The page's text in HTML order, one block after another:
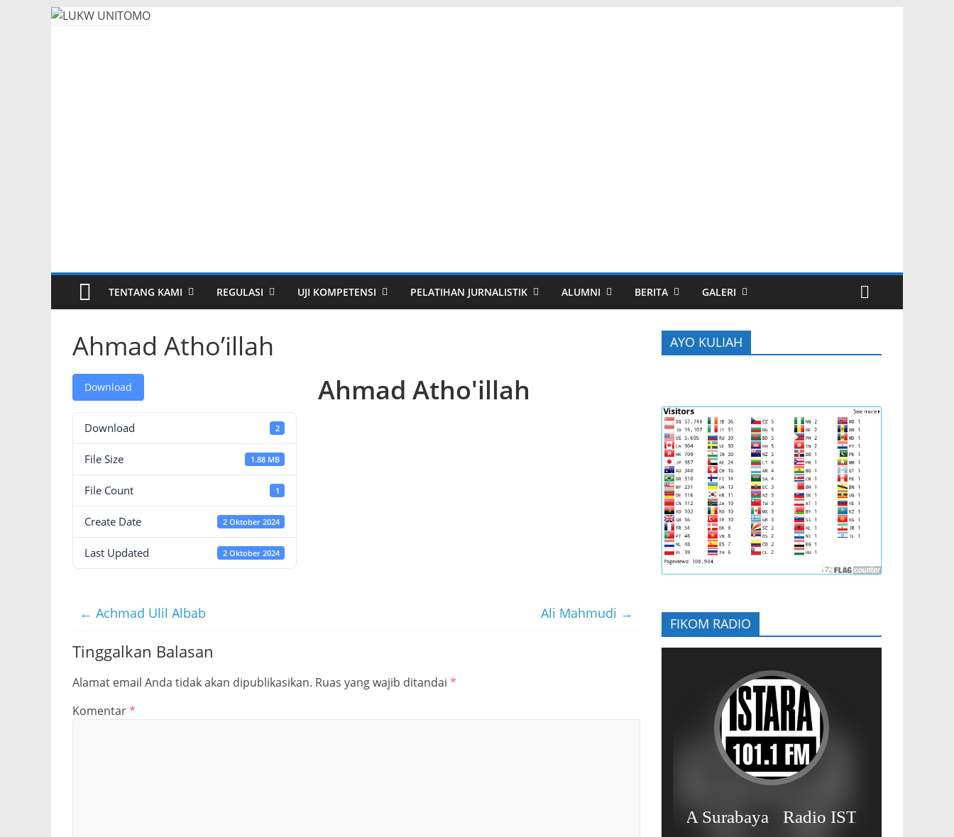
TENTANG KAMI REGULASI UJI KOMPETENSI PELATIHAN JURNALISTIK ALUMNI BERITA GALERI
Ahmad Atho’illah
Download
Download 2
File Size 1.88 MB
File Count 1
Create Date 2 Oktober 2024
Last Updated 2 Oktober 2024
Ahmad Atho'illah
← Achmad Ulil Albab Ali Mahmudi →
Tinggalkan Balasan
Alamat email Anda tidak akan dipublikasikan. Ruas yang wajib ditandai *
Komentar*
AYO KULIAH
FIKOM RADIO